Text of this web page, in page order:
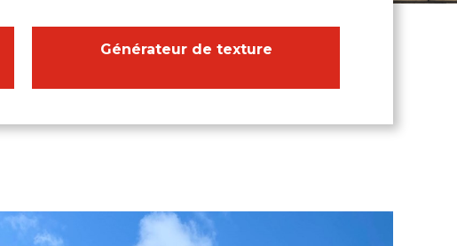
Générateur de texture